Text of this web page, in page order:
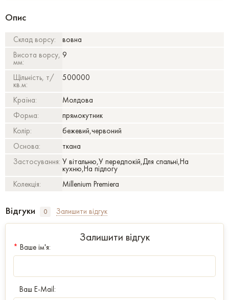
Опис
Склад ворсу:
вовна
Висота ворсу,
мм:
9
Щільність, т/
кв.м:
500000
Країна:
Молдова
Форма:
прямокутник
Колір:
бежевий,червоний
Основа:
ткана
Застосування: У вітальню,У передпокій,Для спальні,На
кухню,На підлогу
Колекція:
Millenium Premiera
Відгуки 0 Залишити відгук
Залишити відгук
* Ваше ім'я:
Ваш E-Mail: